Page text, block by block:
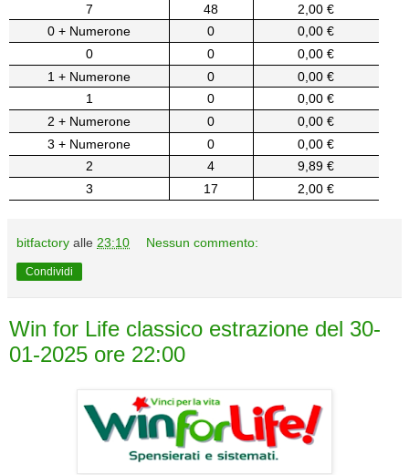
7
48
2,00 €
0 + Numerone
0
0,00 €
0
0
0,00 €
1 + Numerone
0
0,00 €
1
0
0,00 €
2 + Numerone
0
0,00 €
3 + Numerone
0
0,00 €
2
4
9,89 €
3
17 2,00 €
bitfactory alle 23:10 Nessun commento:
Condividi
Win for Life classico estrazione del 30-
01-2025 ore 22:00